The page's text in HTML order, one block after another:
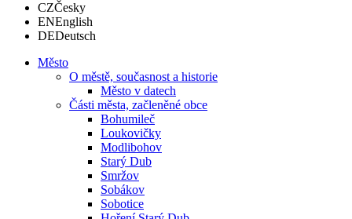
CZČesky
ENEnglish
DEDeutsch
Město
O městě, současnost a historie
Město v datech
Části města, začleněné obce
Bohumileč
Loukovičky
Modlibohov
Starý Dub
Smržov
Sobákov
Sobotice